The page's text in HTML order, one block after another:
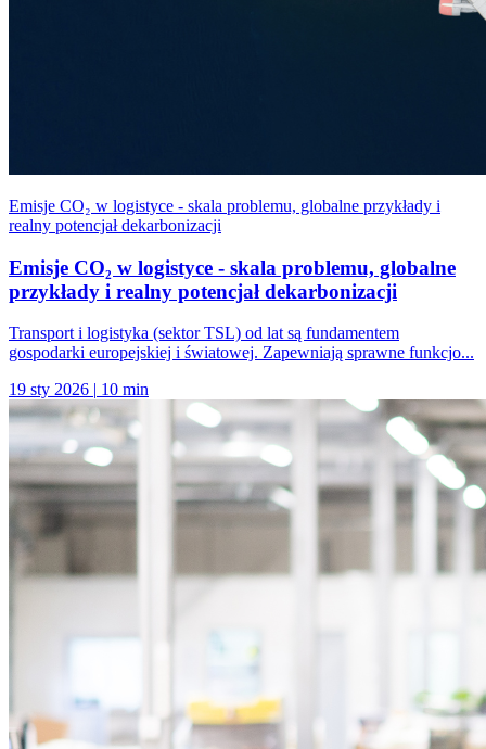
Emisje CO₂ w logistyce - skala problemu, globalne przykłady i
realny potencjał dekarbonizacji
Emisje CO₂ w logistyce - skala problemu, globalne
przykłady i realny potencjał dekarbonizacji
Transport i logistyka (sektor TSL) od lat są fundamentem
gospodarki europejskiej i światowej. Zapewniają sprawne funkcjo...
19 sty 2026 | 10 min